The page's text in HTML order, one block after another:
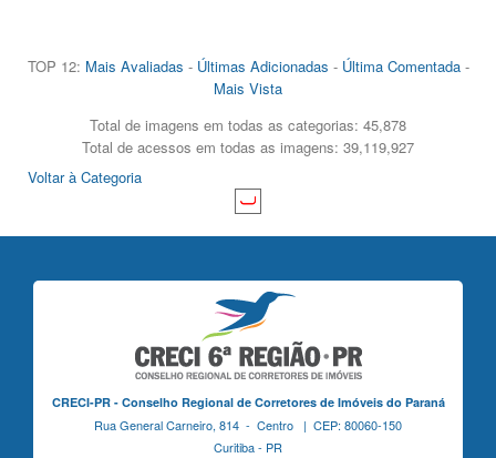
TOP 12: Mais Avaliadas - Últimas Adicionadas - Última Comentada-
Mais Vista
Total de imagens em todas as categorias: 45,878
Total de acessos em todas as imagens: 39,119,927
Voltar à Categoria
CRECI-PR - Conselho Regional de Corretores de Imóveis do Paraná
Rua General Carneiro, 814 - Centro | CEP: 80060-150
Curitiba - PR